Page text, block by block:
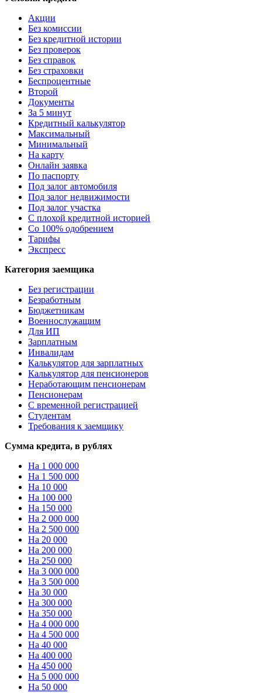
Акции
Без комиссии
Без кредитной истории
Без проверок
Без справок
Без страховки
Беспроцентные
Второй
Документы
За 5 минут
Кредитный калькулятор
Максимальный
Минимальный
На карту
Онлайн заявка
По паспорту
Под залог автомобиля
Под залог недвижимости
Под залог участка
С плохой кредитной историей
Со 100% одобрением
Тарифы
Экспресс
Категория заемщика
Без регистрации
Безработным
Бюджетникам
Военнослужащим
Для ИП
Зарплатным
Инвалидам
Калькулятор для зарплатных
Калькулятор для пенсионеров
Неработающим пенсионерам
Пенсионерам
С временной регистрацией
Студентам
Требования к заемщику
Сумма кредита, в рублях
На 1 000 000
На 1 500 000
На 10 000
На 100 000
На 150 000
На 2 000 000
На 2 500 000
На 20 000
На 200 000
На 250 000
На 3 000 000
На 3 500 000
На 30 000
На 300 000
На 350 000
На 4 000 000
На 4 500 000
На 40 000
На 400 000
На 450 000
На 5 000 000
На 50 000